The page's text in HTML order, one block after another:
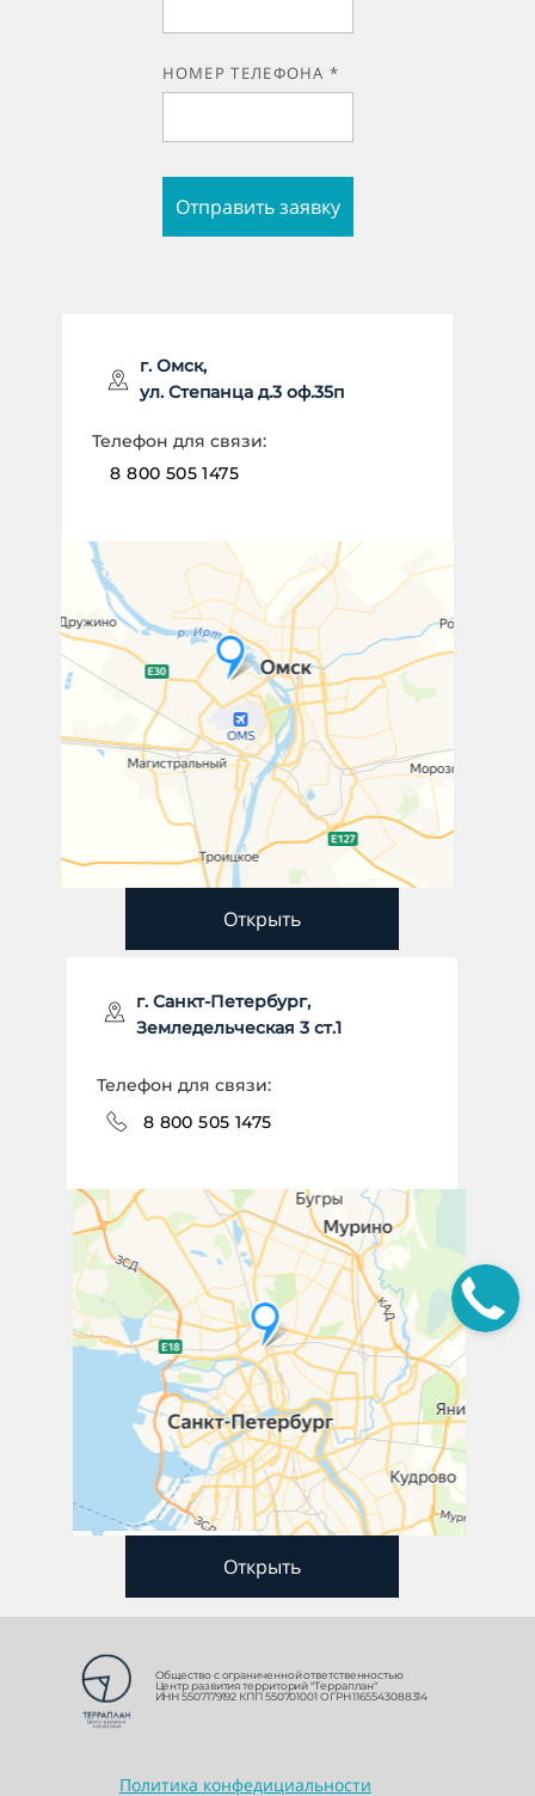
НОМЕР ТЕЛЕФОНА *
Отправить заявку
НОМЕР ТЕЛЕФОНА *
Отправить заявку
Даю согласие на
обработку
персональных данных
г. Омск,
ул. Степанца д.3 оф.35п
г. Санкт-Петербург,
Земледельческая 3 ст.1
Телефон для связи:
8 800 505 1475
Телефон для связи:
8 800 505 1475
Открыть
Открыть
Политика конфедициальности
Общество с ограниченной ответственностью
Центр развития территорий "Терраплан"
ИНН 5507179192 КПП 550701001 ОГРН 1165543088314